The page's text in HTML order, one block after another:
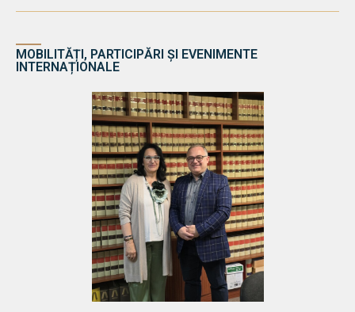
MOBILITĂȚI, PARTICIPĂRI ȘI EVENIMENTE
INTERNAȚIONALE